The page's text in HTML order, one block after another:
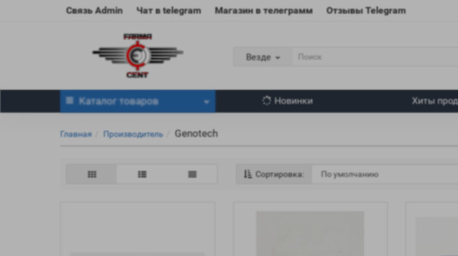
Связь Admin Чат в telegram Магазин в телеграмм Отзывы Telegram
Везде
Каталог товаров Новинки Хиты
Главная Производитель Genotech
Сортировка: